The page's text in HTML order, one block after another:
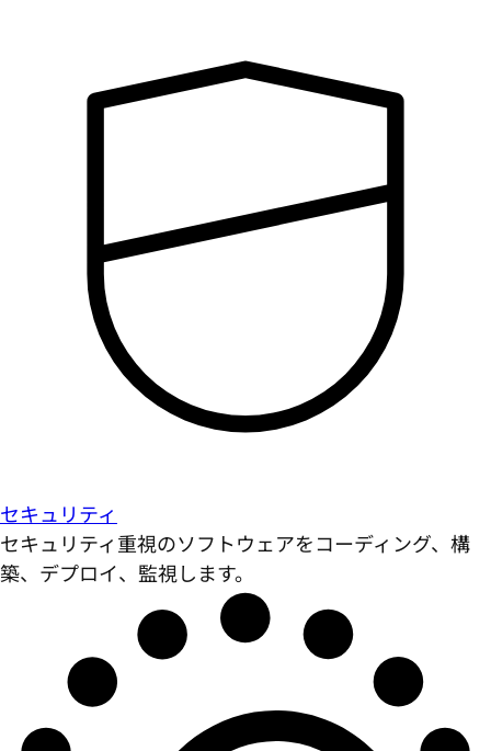
セキュリティ
セキュリティ重視のソフトウェアをコーディング、構
築、デプロイ、監視します。